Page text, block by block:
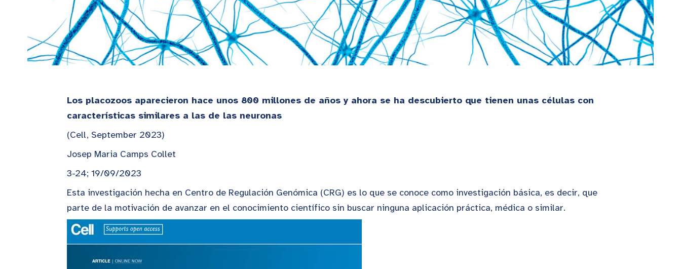
Los placozoos aparecieron hace unos 800 millones de años y ahora se ha descubierto que tienen unas células con
características similares a las de las neuronas
(Cell, September 2023)
Josep Maria Camps Collet
3-24; 19/09/2023
Esta investigación hecha en Centro de Regulación Genómica (CRG) es lo que se conoce como investigación básica, es decir, que
parte de la motivación de avanzar en el conocimiento científico sin buscar ninguna aplicación práctica, médica o similar.